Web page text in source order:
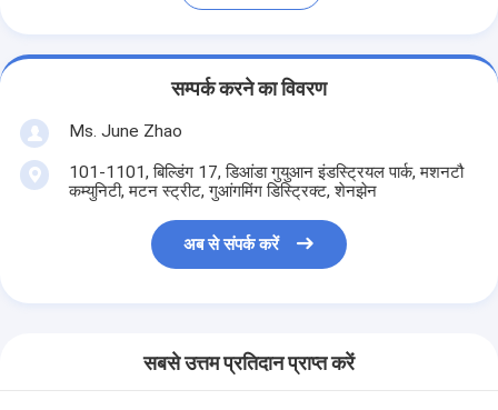
सम्पर्क करने का विवरण
Ms. June Zhao
101-1101, बिल्डिंग 17, डिआंडा गुयुआन इंडस्ट्रियल पार्क, मशनटौ
कम्युनिटी, मटन स्ट्रीट, गुआंगमिंग डिस्ट्रिक्ट, शेनझेन
अब से संपर्क करें
सबसे उत्तम प्रतिदान प्राप्त करें